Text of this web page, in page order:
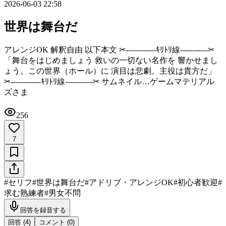
2026-06-03 22:58
世界は舞台だ
アレンジOK 解釈自由 以下本文 ‪✂︎‬------------ｷﾘﾄﾘ線-----------‪✂︎
「舞台をはじめましょう 救いの一切ない名作を 響かせまし
ょう。この世界（ホール）に 演目は悲劇。主役は貴方だ」 ‪
✂︎‬------------ｷﾘﾄﾘ線-----------‪✂︎ サムネイル…ゲームマテリアル
ズさま
256
7
#セリフ#世界は舞台だ#アドリブ・アレンジOK#初心者歓迎#
求む熟練者#男女不問
回答を録音する
回答 (4) コメント (0)